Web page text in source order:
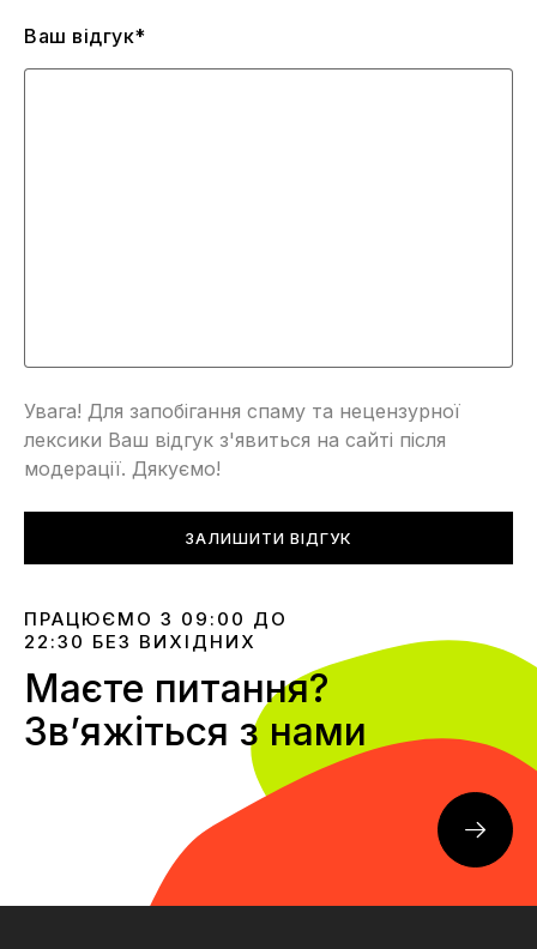
Ваш відгук*
Увага! Для запобігання спаму та нецензурної
лексики Ваш відгук з'явиться на сайті після
модерації. Дякуємо!
ЗАЛИШИТИ ВІДГУК
ПРАЦЮЄМО З 09:00 ДО
22:30 БЕЗ ВИХІДНИХ
Маєте питання?
Звʼяжіться з нами